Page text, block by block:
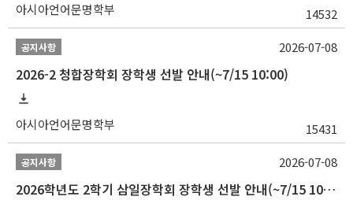
아시아언어문명학부 14532
공지사항
2026-2 청합장학회 장학생 선발 안내(~7/15 10:00)
아시아언어문명학부 15431
2026-07-08
공지사항
2026학년도 2학기 삼일장학회 장학생 선발 안내(~7/15 10:00)
2026-07-08